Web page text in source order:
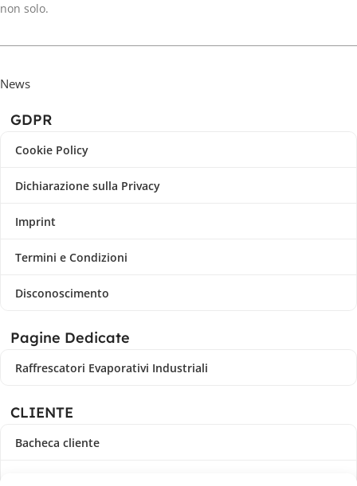
non solo.
News
GDPR
Cookie Policy
Dichiarazione sulla Privacy
Imprint
Termini e Condizioni
Disconoscimento
Pagine Dedicate
Raffrescatori Evaporativi Industriali
CLIENTE
Bacheca cliente